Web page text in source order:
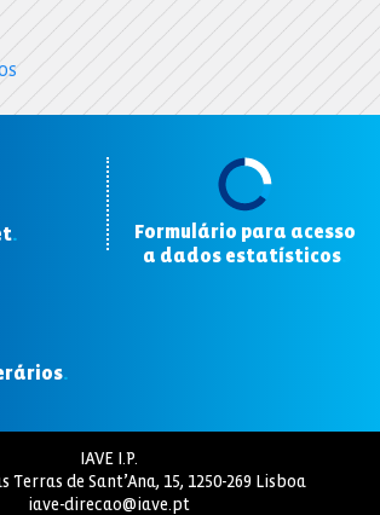
.
Formulário para acesso
a dados estatísticos
.
IAVE I.P.
Terras de Sant’Ana, 15, 1250-269 Lisboa
iave-direcao@iave.pt